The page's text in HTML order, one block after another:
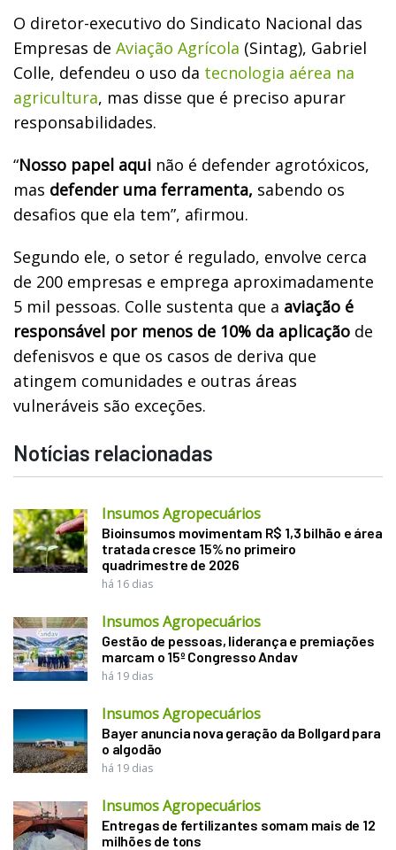
O diretor-executivo do Sindicato Nacional das
Empresas de Aviação Agrícola (Sintag), Gabriel
Colle, defendeu o uso da tecnologia aérea na
agricultura, mas disse que é preciso apurar
responsabilidades.
“Nosso papel aqui não é defender agrotóxicos,
mas defender uma ferramenta, sabendo os
desafios que ela tem”, afirmou.
Segundo ele, o setor é regulado, envolve cerca
de 200 empresas e emprega aproximadamente
5 mil pessoas. Colle sustenta que a aviação é
responsável por menos de 10% da aplicação de
defenisvos e que os casos de deriva que
atingem comunidades e outras áreas
vulneráveis são exceções.
Notícias relacionadas
Insumos Agropecuários
Bioinsumos movimentam R$ 1,3 bilhão e área
tratada cresce 15% no primeiro
quadrimestre de 2026
há 16 dias
Insumos Agropecuários
Gestão de pessoas, liderança e premiações
marcam o 15º Congresso Andav
há 19 dias
Insumos Agropecuários
Bayer anuncia nova geração da Bollgard para
o algodão
há 19 dias
Insumos Agropecuários
Entregas de fertilizantes somam mais de 12
milhões de tons